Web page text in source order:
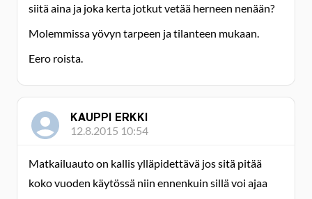
siitä aina ja joka kerta jotkut vetää herneen nenään?
Molemmissa yövyn tarpeen ja tilanteen mukaan.
Eero roista.
KAUPPI ERKKI
12.8.2015 10:54
Matkailuauto on kallis ylläpidettävä jos sitä pitää
koko vuoden käytössä niin ennenkuin sillä voi ajaa